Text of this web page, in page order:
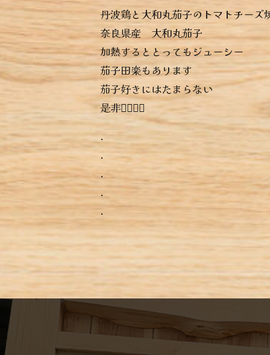
丹波鶏と大和丸茄子のトマトチーズ
奈良県産 大和丸茄子
加熱するととってもジューシー
茄子田楽もあります
茄子好きにはたまらない
是非っ🏻‍🏻‍🏻‍
.
.
.
.
.